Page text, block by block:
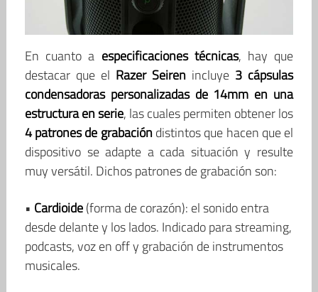
En cuanto a especificaciones técnicas, hay que
destacar que el Razer Seiren incluye 3 cápsulas
condensadoras personalizadas de 14mm en una
estructura en serie, las cuales permiten obtener los
4 patrones de grabacióndistintos que hacen que el
dispositivo se adapte a cada situación y resulte
muy versátil. Dichos patrones de grabación son:
• Cardioide(forma de corazón): el sonido entra
desde delante y los lados. Indicado para streaming,
podcasts, voz en off y grabación de instrumentos
musicales.